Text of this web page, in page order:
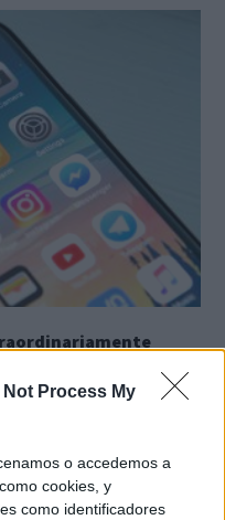
Not Process My
o accedemos a
cookies, y
como identificadores